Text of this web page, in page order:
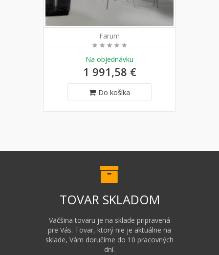
Farum
Na objednávku
1 991,58 €
Do košíka
TOVAR SKLADOM
Väčšina tovaru je na sklade pripravená
pre Vás. Tovar, ktorý nie je aktuálne na
sklade, Vám doručíme do 10 pracovných
dní.